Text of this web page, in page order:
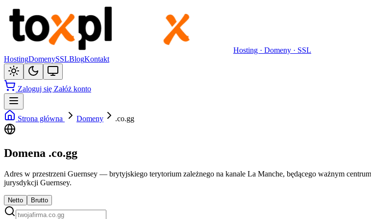
Hosting · Domeny · SSL
HostingDomenySSLBlogKontakt
Zaloguj się Załóż konto
Strona główna Domeny .co.gg
Domena .co.gg
Adres w przestrzeni Guernsey — brytyjskiego terytorium zależnego na kanale La Manche, będącego ważnym
jurysdykcji Guernsey.
Netto Brutto